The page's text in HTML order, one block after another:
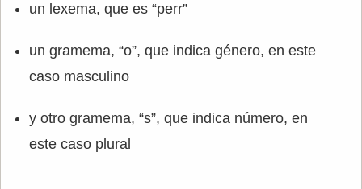
un lexema, que es “perr”
un gramema, “o”, que indica género, en este
caso masculino
y otro gramema, “s”, que indica número, en
este caso plural